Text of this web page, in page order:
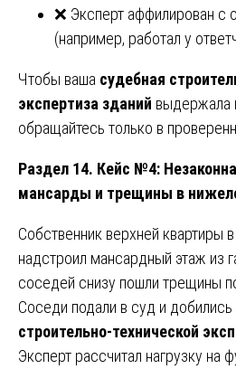
❌ Эксперт аффилирован с
(например, работал у
Чтобы ваша судебная
экспертиза зданий выдержала
обращайтесь только в
Раздел 14. Кейс №4:
мансарды и трещины в
Собственник верхней квартиры
надстроил мансардный этаж из
соседей снизу пошли трещины
Соседи подали в суд и добились
строительно-технической
Эксперт рассчитал нагрузку на